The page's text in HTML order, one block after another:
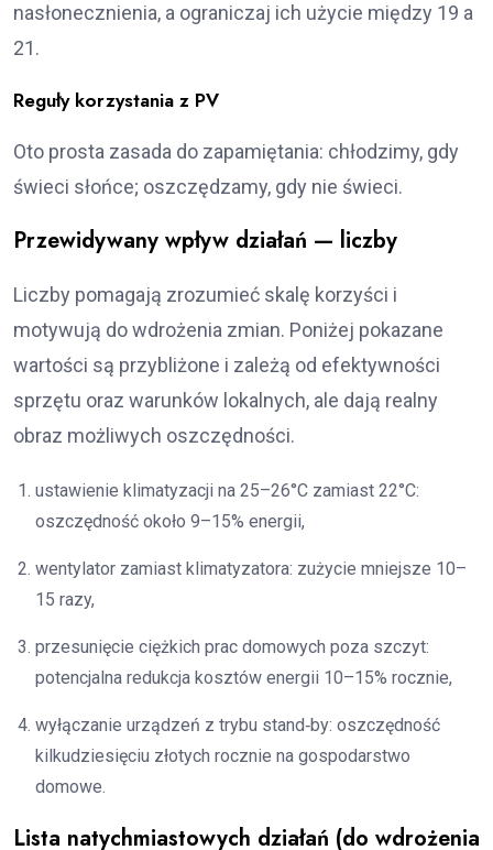
nasłonecznienia, a ograniczaj ich użycie między 19 a
21.
Reguły korzystania z PV
Oto prosta zasada do zapamiętania: chłodzimy, gdy
świeci słońce; oszczędzamy, gdy nie świeci.
Przewidywany wpływ działań — liczby
Liczby pomagają zrozumieć skalę korzyści i
motywują do wdrożenia zmian. Poniżej pokazane
wartości są przybliżone i zależą od efektywności
sprzętu oraz warunków lokalnych, ale dają realny
obraz możliwych oszczędności.
ustawienie klimatyzacji na 25–26°C zamiast 22°C:
oszczędność około 9–15% energii,
wentylator zamiast klimatyzatora: zużycie mniejsze 10–
15 razy,
przesunięcie ciężkich prac domowych poza szczyt:
potencjalna redukcja kosztów energii 10–15% rocznie,
wyłączanie urządzeń z trybu stand‑by: oszczędność
kilkudziesięciu złotych rocznie na gospodarstwo
domowe.
Lista natychmiastowych działań (do wdrożenia